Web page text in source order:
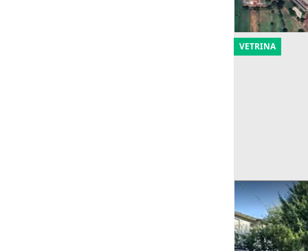
08/10/2026
VETRINA
Asta Casa
pertinenziale
Offerta minima
180.000 €